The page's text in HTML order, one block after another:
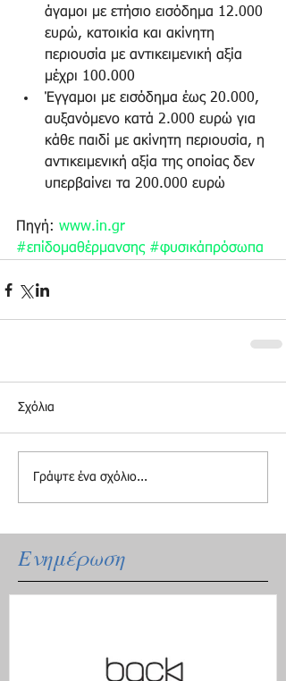
Ενημέρωση
άγαμοι με ετήσιο εισόδημα 12.000
ευρώ, κατοικία και ακίνητη
περιουσία με αντικειμενική αξία
μέχρι 100.000
Έγγαμοι με εισόδημα έως 20.000,
αυξανόμενο κατά 2.000 ευρώ για
κάθε παιδί με ακίνητη περιουσία, η
αντικειμενική αξία της οποίας δεν
υπερβαίνει τα 200.000 ευρώ
Πηγή: www.in.gr
#επίδομαθέρμανσης #φυσικάπρόσωπα
Σχόλια
Γράψτε ένα σχόλιο...